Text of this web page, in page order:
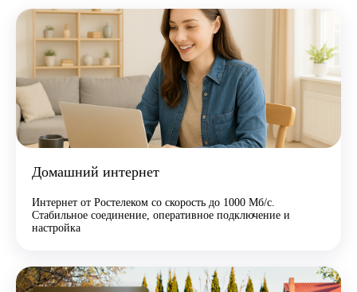
Домашний интернет
Интернет от Ростелеком со скорость до 1000 Мб/с.
Стабильное соединение, оперативное подключение и
настройка